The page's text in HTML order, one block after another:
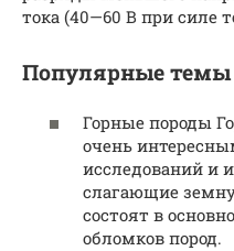
тока (40—60 В при силе
Популярные темы
Горные породы
очень
исследований и
слагающие
состоят в
обломков пород.